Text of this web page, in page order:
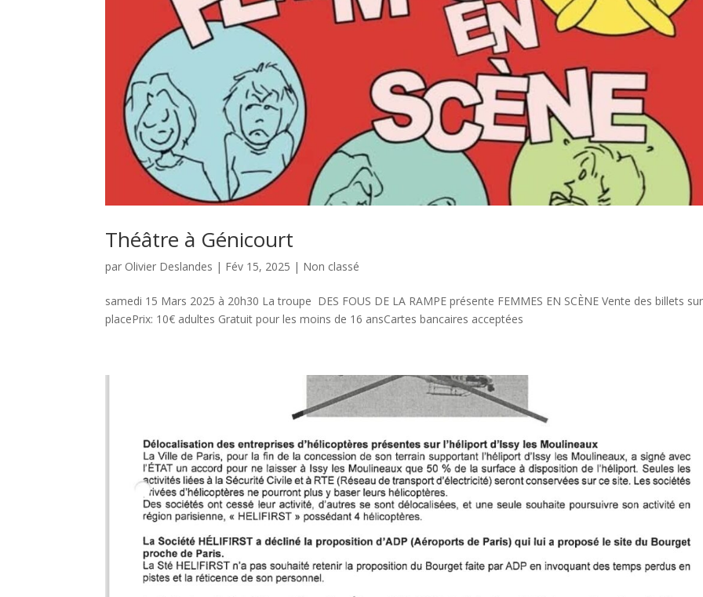
Théâtre à Génicourt
par Olivier Deslandes | Fév 15, 2025 | Non classé
samedi 15 Mars 2025 à 20h30 La troupe DES FOUS DE LA RAMPE présente FEMMES EN SCÈNE Vente des billets sur
placePrix: 10€ adultes Gratuit pour les moins de 16 ansCartes bancaires acceptées